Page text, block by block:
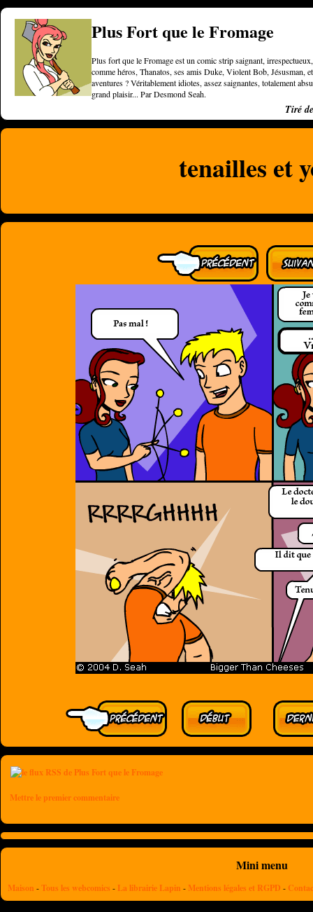
Plus Fort que le Fromage
Plus fort que le Fromage est un comic strip saignant,
comme héros, Thanatos, ses amis Duke, Violent Bob, Jésusman,
aventures ? Véritablement idiotes, assez saignantes, totalement
grand plaisir... Par Desmond Seah.
Tiré
tenailles et
Mettre le premier commentaire
Mini menu
Maison -Tous les webcomics - La librairie Lapin - Mentions légales et RGPD -